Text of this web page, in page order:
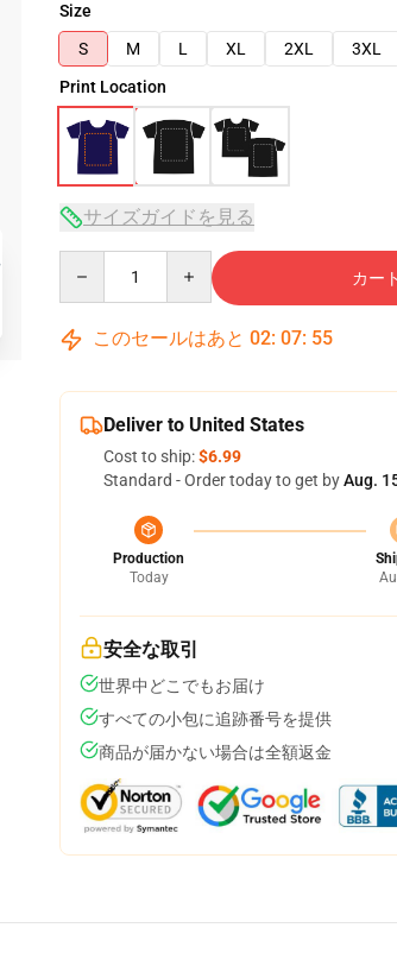
Size
S
M L XL 2XL 3XL
Print Location
サイズガイドを見る
カー
このセールはあと 02: 07: 54
Deliver to United States
Cost to ship:$6.99
Standard - Order today to get byAug.
Production
Today
安全な取引
世界中どこでもお届け
すべての小包に追跡番号を提供
商品が届かない場合は全額返金